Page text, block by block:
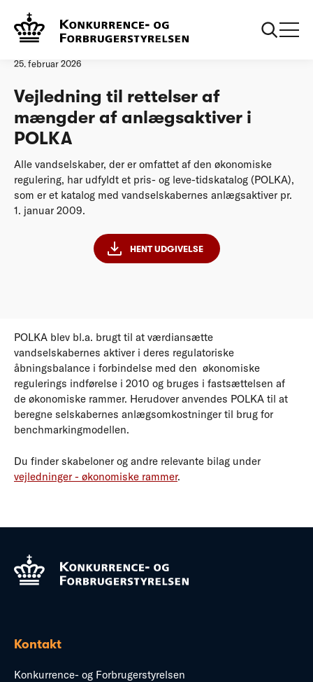
Forside
25. februar 2026
Vejledning til rettelser af
mængder af anlægsaktiver i
POLKA
Alle vandselskaber, der er omfattet af den økonomiske
regulering, har udfyldt et pris- og leve-tidskatalog (POLKA),
som er et katalog med vandselskabernes anlægsaktiver pr.
1. januar 2009.
HENT UDGIVELSE
POLKA blev bl.a. brugt til at værdiansætte
vandselskabernes aktiver i deres regulatoriske
åbningsbalance i forbindelse med den økonomiske
regulerings indførelse i 2010 og bruges i fastsættelsen af
de økonomiske rammer. Herudover anvendes POLKA til at
beregne selskabernes anlægsomkostninger til brug for
benchmarkingmodellen.
Du finder skabeloner og andre relevante bilag under
vejledninger - økonomiske rammer.
Kontakt
Konkurrence- og Forbrugerstyrelsen